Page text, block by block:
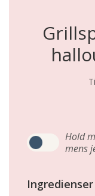
Hold
mens
Ingredienser